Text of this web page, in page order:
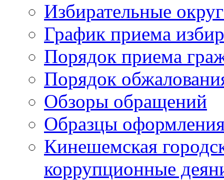
Избирательные
График приема
Порядок приема
Порядок
Обзоры обращений
Образцы
Кинешемская
коррупционные